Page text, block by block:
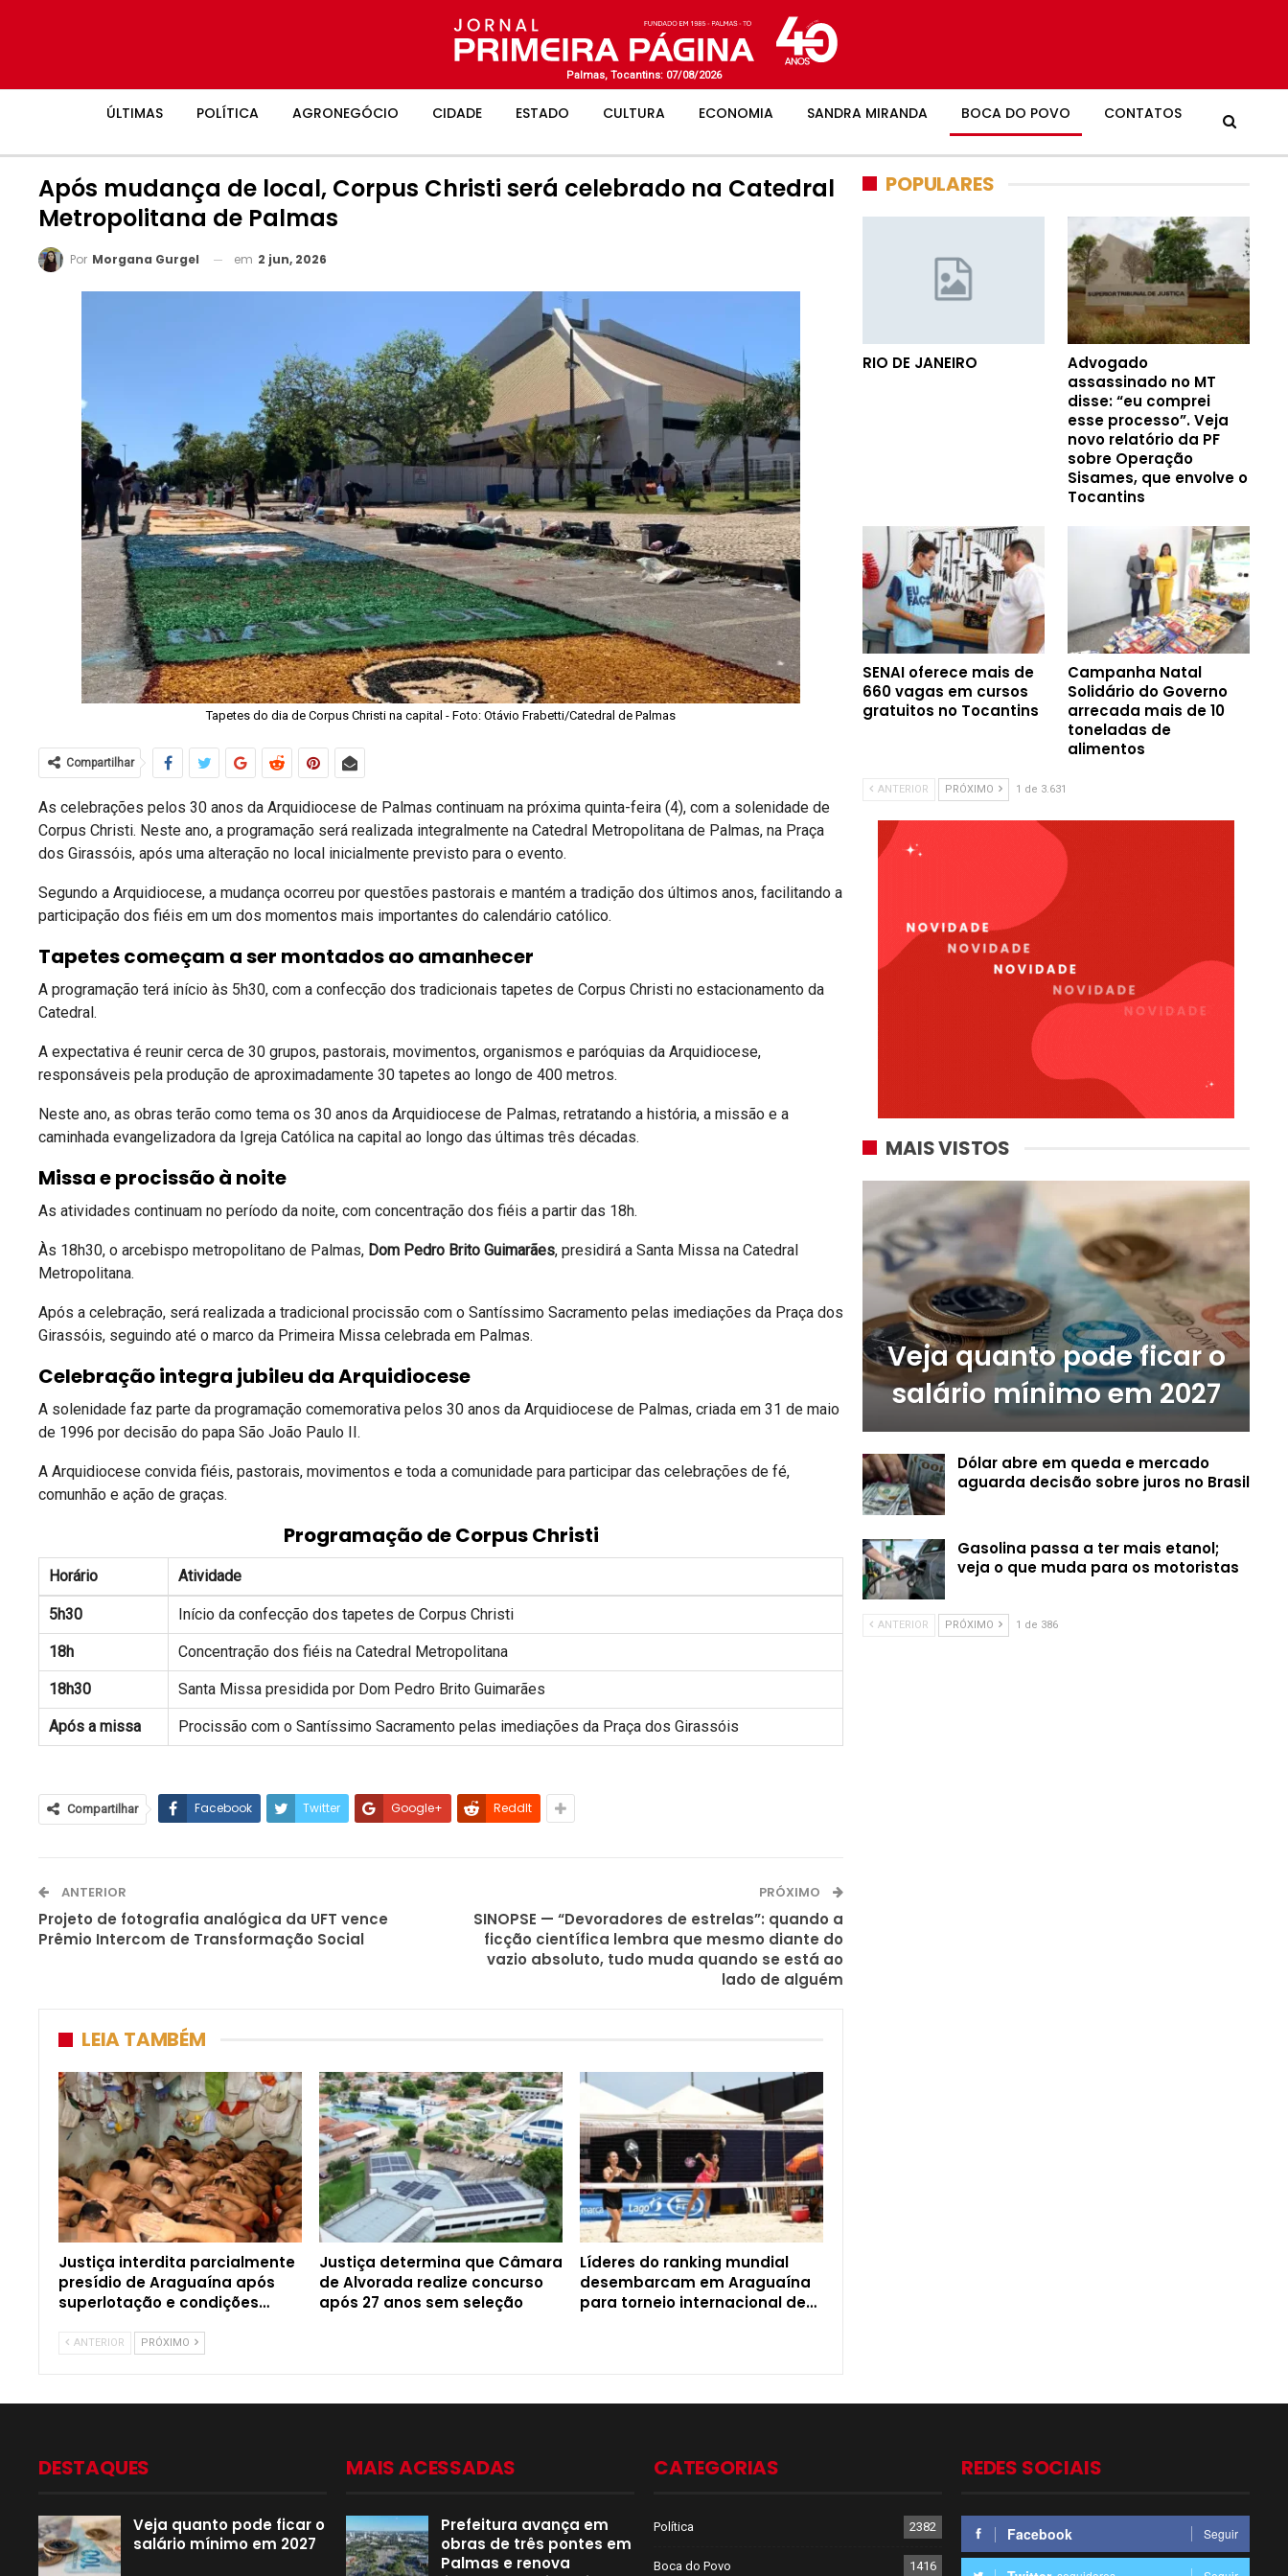
Palmas, Tocantins: 07/08/2026
ÚLTIMAS POLÍTICA AGRONEGÓCIO CIDADE ESTADO CULTURA ECONOMIA SANDRA MIRANDA BOCA DO POVO CONTATOS
Após mudança de local, Corpus Christi será celebrado na Catedral
Metropolitana de Palmas
Por Morgana Gurgel em 2 jun, 2026
Tapetes do dia de Corpus Christi na capital - Foto: Otávio Frabetti/Catedral de Palmas
Compartilhar
As celebrações pelos 30 anos da Arquidiocese de Palmas continuam na próxima quinta-feira (4), com a solenidade de
Corpus Christi. Neste ano, a programação será realizada integralmente na Catedral Metropolitana de Palmas, na Praça
dos Girassóis, após uma alteração no local inicialmente previsto para o evento.
Segundo a Arquidiocese, a mudança ocorreu por questões pastorais e mantém a tradição dos últimos anos, facilitando a
participação dos fiéis em um dos momentos mais importantes do calendário católico.
Tapetes começam a ser montados ao amanhecer
A programação terá início às 5h30, com a confecção dos tradicionais tapetes de Corpus Christi no estacionamento da
Catedral.
A expectativa é reunir cerca de 30 grupos, pastorais, movimentos, organismos e paróquias da Arquidiocese,
responsáveis pela produção de aproximadamente 30 tapetes ao longo de 400 metros.
Neste ano, as obras terão como tema os 30 anos da Arquidiocese de Palmas, retratando a história, a missão e a
caminhada evangelizadora da Igreja Católica na capital ao longo das últimas três décadas.
Missa e procissão à noite
As atividades continuam no período da noite, com concentração dos fiéis a partir das 18h.
Às 18h30, o arcebispo metropolitano de Palmas, Dom Pedro Brito Guimarães, presidirá a Santa Missa na Catedral
Metropolitana.
Após a celebração, será realizada a tradicional procissão com o Santíssimo Sacramento pelas imediações da Praça dos
Girassóis, seguindo até o marco da Primeira Missa celebrada em Palmas.
Celebração integra jubileu da Arquidiocese
A solenidade faz parte da programação comemorativa pelos 30 anos da Arquidiocese de Palmas, criada em 31 de maio
de 1996 por decisão do papa São João Paulo II.
A Arquidiocese convida fiéis, pastorais, movimentos e toda a comunidade para participar das celebrações de fé,
comunhão e ação de graças.
Programação de Corpus Christi
Horário Atividade
5h30 Início da confecção dos tapetes de Corpus Christi
18h Concentração dos fiéis na Catedral Metropolitana
18h30 Santa Missa presidida por Dom Pedro Brito Guimarães
Após a missa Procissão com o Santíssimo Sacramento pelas imediações da Praça dos Girassóis
Compartilhar Facebook Twitter Google+ ReddIt
ANTERIOR
Projeto de fotografia analógica da UFT vence
Prêmio Intercom de Transformação Social
PRÓXIMO
SINOPSE — “Devoradores de estrelas”: quando a
ficção científica lembra que mesmo diante do
vazio absoluto, tudo muda quando se está ao
lado de alguém
LEIA TAMBÉM
Justiça interdita parcialmente
presídio de Araguaína após
superlotação e condições…
Justiça determina que Câmara
de Alvorada realize concurso
após 27 anos sem seleção
Líderes do ranking mundial
desembarcam em Araguaína
para torneio internacional de…
ANTERIOR PRÓXIMO
POPULARES
RIO DE JANEIRO
Advogado
assassinado no MT
disse: “eu comprei
esse processo”. Veja
novo relatório da PF
sobre Operação
Sisames, que envolve o
Tocantins
SENAI oferece mais de
660 vagas em cursos
gratuitos no Tocantins
Campanha Natal
Solidário do Governo
arrecada mais de 10
toneladas de
alimentos
ANTERIOR PRÓXIMO 1 de 3.631
MAIS VISTOS
Veja quanto pode ficar o
salário mínimo em 2027
Dólar abre em queda e mercado
aguarda decisão sobre juros no Brasil
Gasolina passa a ter mais etanol;
veja o que muda para os motoristas
ANTERIOR PRÓXIMO 1 de 386
DESTAQUES
Veja quanto pode ficar o
salário mínimo em 2027
MAIS ACESSADAS
Prefeitura avança em
obras de três pontes em
Palmas e renova
CATEGORIAS
Política 2382
Boca do Povo 1416
REDES SOCIAIS
Facebook Seguir